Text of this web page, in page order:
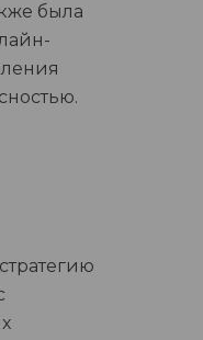
была